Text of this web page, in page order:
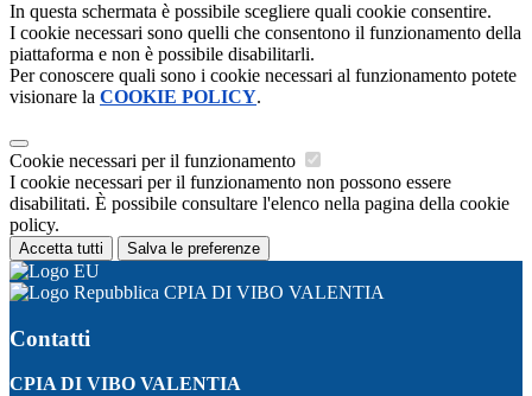
In questa schermata è possibile scegliere quali cookie consentire.
I cookie necessari sono quelli che consentono il funzionamento della
piattaforma e non è possibile disabilitarli.
Per conoscere quali sono i cookie necessari al funzionamento potete
visionare la COOKIE POLICY.
Cookie necessari per il funzionamento
I cookie necessari per il funzionamento non possono essere
disabilitati. È possibile consultare l'elenco nella pagina della cookie
policy.
Accetta tutti Salva le preferenze
CPIA DI VIBO VALENTIA
Contatti
CPIA DI VIBO VALENTIA